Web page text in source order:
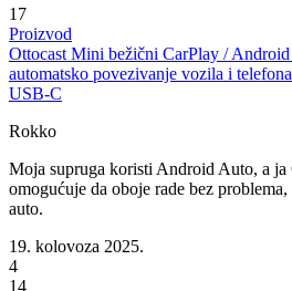
17
Proizvod
Ottocast Mini bežični CarPlay / Android
automatsko povezivanje vozila i
USB-C
Rokko
Moja supruga koristi Android Auto, a ja
omogućuje da oboje rade bez
auto.
19. kolovoza 2025.
4
14